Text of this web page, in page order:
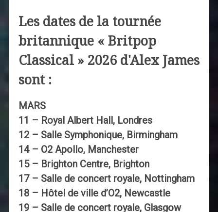
Les dates de la tournée
britannique « Britpop
Classical » 2026 d'Alex James
sont :
MARS
11 – Royal Albert Hall, Londres
12 – Salle Symphonique, Birmingham
14 – O2 Apollo, Manchester
15 – Brighton Centre, Brighton
17 – Salle de concert royale, Nottingham
18 – Hôtel de ville d’O2, Newcastle
19 – Salle de concert royale, Glasgow